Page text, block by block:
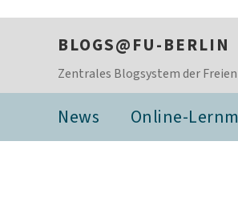
BLOGS@FU-BERLIN
Zentrales Blogsystem der
News Online-